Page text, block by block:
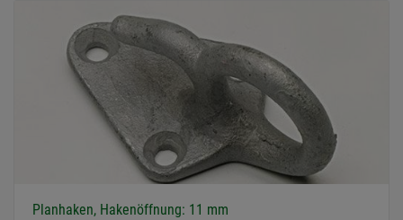
Planhaken, Hakenöffnung: 11 mm